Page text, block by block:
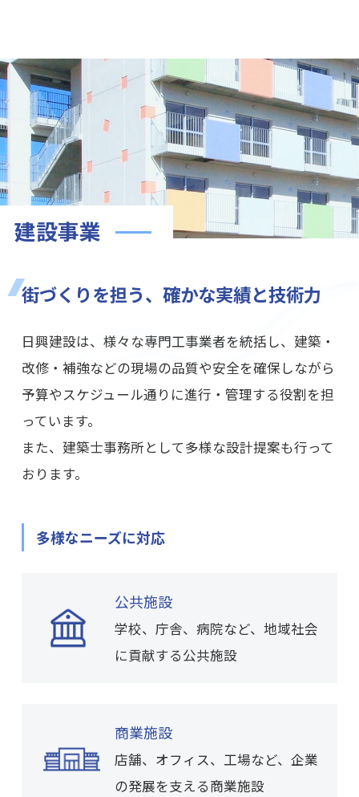
建設事業
街づくりを担う、確かな実績と技術力
日興建設は、様々な専門工事業者を統括し、建築・
改修・補強などの現場の品質や安全を確保しながら
予算やスケジュール通りに進行・管理する役割を担
っています。
また、建築士事務所として多様な設計提案も行って
おります。
多様なニーズに対応
公共施設
学校、庁舎、病院など、地域社会
に貢献する公共施設
商業施設
店舗、オフィス、工場など、企業
の発展を支える商業施設